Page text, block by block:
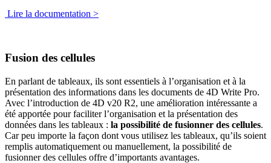
Lire la documentation >
Fusion des cellules
En parlant de tableaux, ils sont essentiels à l’organisation et à la
présentation des informations dans les documents de 4D Write Pro.
Avec l’introduction de 4D v20 R2, une amélioration intéressante a
été apportée pour faciliter l’organisation et la présentation des
données dans les tableaux : la possibilité de fusionner des cellules.
Car peu importe la façon dont vous utilisez les tableaux, qu’ils soient
remplis automatiquement ou manuellement, la possibilité de
fusionner des cellules offre d’importants avantages.